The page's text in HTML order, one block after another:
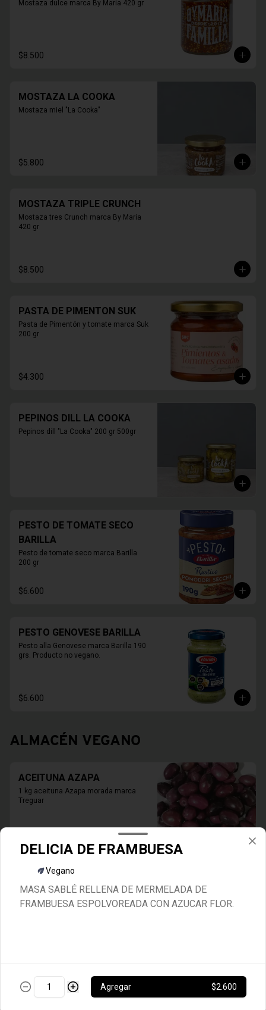
Mostaza dulce marca By Maria 420 gr
$8.500
MOSTAZA LA COOKA
Mostaza miel "La Cooka"
$5.800
MOSTAZA TRIPLE CRUNCH
Mostaza tres Crunch marca By Maria
420 gr
$8.500
PASTA DE PIMENTON SUK
Pasta de Pimentón y tomate marca Suk
200 gr
$4.300
PEPINOS DILL LA COOKA
Pepinos dill "La Cooka" 200 gr 500gr
PESTO DE TOMATE SECO
BARILLA
Pesto de tomate seco marca Barilla
200 gr
$6.600
PESTO GENOVESE BARILLA
Pesto alla Genovese marca Barilla 190
grs. Producto no vegano.
$6.600
ALMACÉN VEGANO
ACEITUNA AZAPA
1 kg aceituna Azapa morada marca
Treguar
$10.100
ACEITUNA SEVILLANA SIN
CAROZO
ARROZ BASMATI
DELICIA DE FRAMBUESA
Vegano
MASA SABLÉ RELLENA DE MERMELADA DE
FRAMBUESA ESPOLVOREADA CON AZUCAR FLOR.
Agregar $2.600